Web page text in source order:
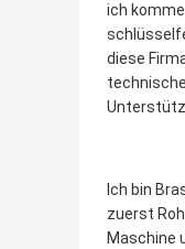
ich
diese
Ich bin
zuerst
Maschine